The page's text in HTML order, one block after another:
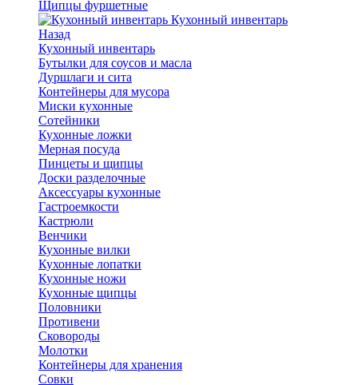
Щипцы фуршетные
Кухонный инвентарь
Назад
Кухонный инвентарь
Бутылки для соусов и масла
Дуршлаги и сита
Контейнеры для мусора
Миски кухонные
Сотейники
Кухонные ложки
Мерная посуда
Пинцеты и щипцы
Доски разделочные
Аксессуары кухонные
Гастроемкости
Кастрюли
Венчики
Кухонные вилки
Кухонные лопатки
Кухонные ножи
Кухонные щипцы
Половники
Противени
Сковороды
Молотки
Контейнеры для хранения
Совки